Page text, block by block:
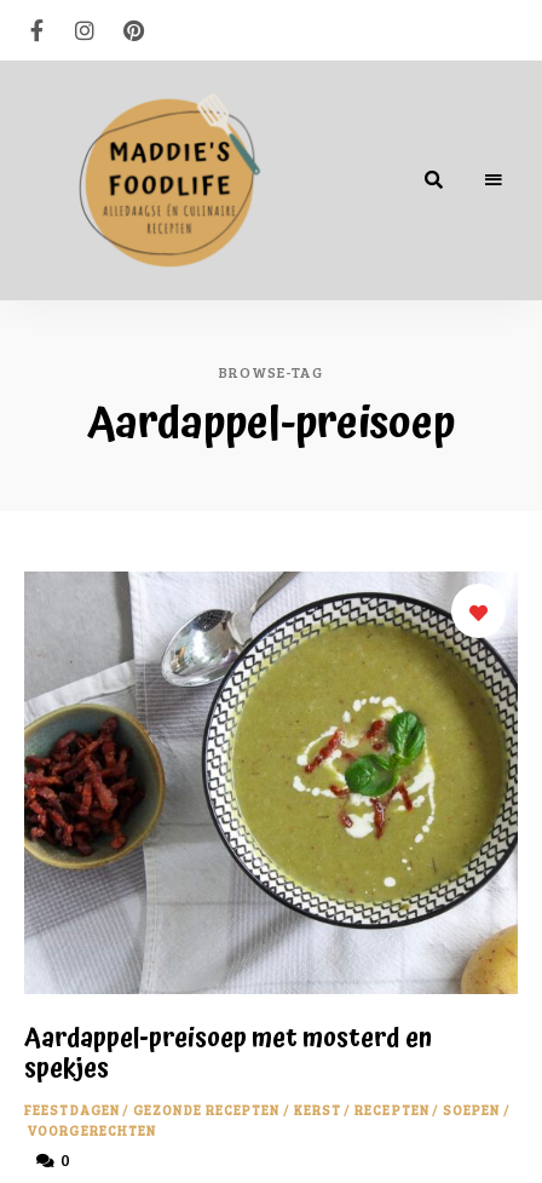
Alledaagse
BROWSE-TAG
Aardappel-preisoep
Aardappel-preisoep met mosterd en
spekjes
FEESTDAGEN / GEZONDE RECEPTEN / KERST / RECEPTEN/ SOEPEN /
VOORGERECHTEN
0